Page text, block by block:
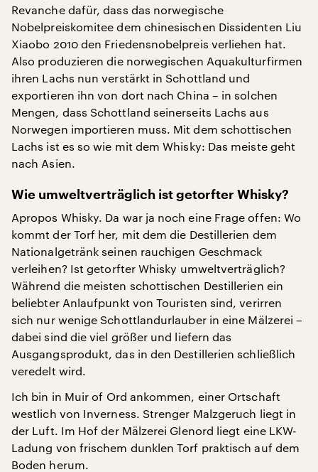
Revanche dafür, dass das norwegische
Nobelpreiskomitee dem chinesischen Dissidenten Liu
Xiaobo 2010 den Friedensnobelpreis verliehen hat.
Also produzieren die norwegischen Aquakulturfirmen
ihren Lachs nun verstärkt in Schottland und
exportieren ihn von dort nach China – in solchen
Mengen, dass Schottland seinerseits Lachs aus
Norwegen importieren muss. Mit dem schottischen
Lachs ist es so wie mit dem Whisky: Das meiste geht
nach Asien.
Wie umweltverträglich ist getorfter Whisky?
Apropos Whisky. Da war ja noch eine Frage offen: Wo
kommt der Torf her, mit dem die Destillerien dem
Nationalgetränk seinen rauchigen Geschmack
verleihen? Ist getorfter Whisky umweltverträglich?
Während die meisten schottischen Destillerien ein
beliebter Anlaufpunkt von Touristen sind, verirren
sich nur wenige Schottlandurlauber in eine Mälzerei –
dabei sind die viel größer und liefern das
Ausgangsprodukt, das in den Destillerien schließlich
veredelt wird.
Ich bin in Muir of Ord ankommen, einer Ortschaft
westlich von Inverness. Strenger Malzgeruch liegt in
der Luft. Im Hof der Mälzerei Glenord liegt eine LKW-
Ladung von frischem dunklen Torf praktisch auf dem
Boden herum.